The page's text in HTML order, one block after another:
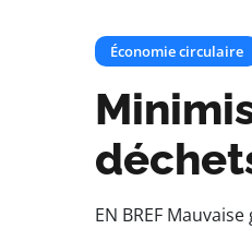
Économie circulaire
EN BREF